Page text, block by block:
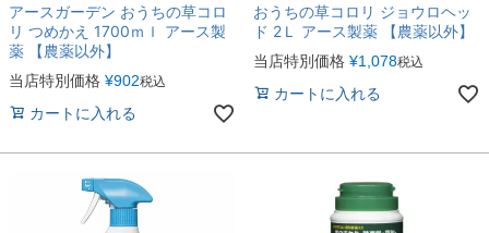
アースガーデン おうちの草コロ
リ つめかえ 1700ｍｌ アース製
薬 【農薬以外】
当店特別価格 ¥902税込
カートに入れる
おうちの草コロリ ジョウロヘッ
ド 2Ｌ アース製薬 【農薬以外】
当店特別価格 ¥1,078税込
カートに入れる